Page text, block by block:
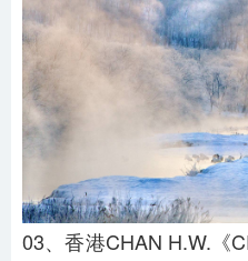
03、香港CHAN H.W.《